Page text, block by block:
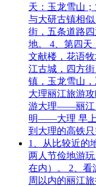
天：玉龙雪山
与大研古镇相
街，五条道路
地。 4、第四天
文献楼，花语
江古城，四方
镇，玉龙雪山
大理丽江旅游
游大理——丽江
明——大理 早上
到大理的高铁
1、从比较近的
两人节俭地游
在内）。 2、看
周以内的丽江